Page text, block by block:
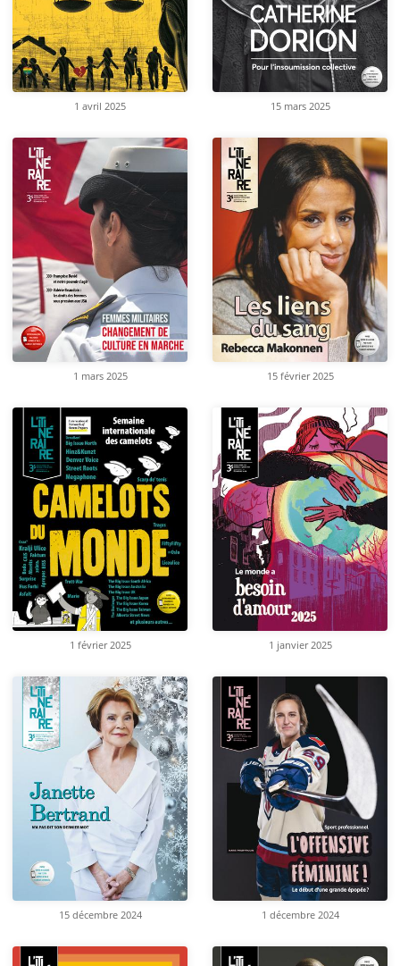
1 avril 2025 15 mars 2025
1 mars 2025 15 février 2025
1 février 2025 1 janvier 2025
15 décembre 2024 1 décembre 2024